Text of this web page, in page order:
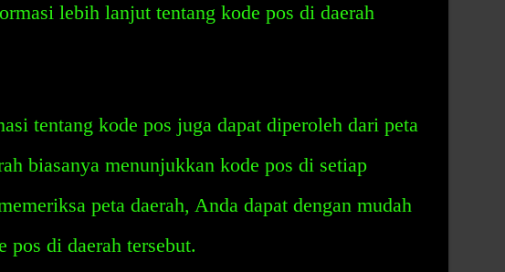
lebih lanjut tentang kode pos di daerah
tentang kode pos juga dapat diperoleh dari peta
biasanya menunjukkan kode pos di setiap
peta daerah, Anda dapat dengan mudah
pos di daerah tersebut.